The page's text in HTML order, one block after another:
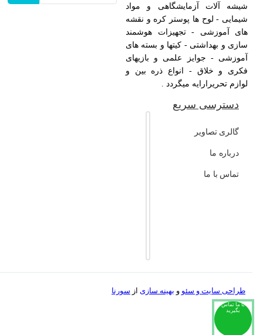
با ما تماس
بگیرید
شیشه آلات آزمایشگاهی و مواد
شیمایی - لوح ها پوستر کره و نقشه
های آموزشی - تجهیزات هوشمند
سازی و بهداشتی - کیتها و بسته های
آموزشی - جوایز علمی و بازیهای
فکری و خلاق - انواع ذره بین و
لوازم تحریرارایه میگردد .
دسترسی سریع
گالری تصاویر
درباره ما
تماس با ما
طراحی سایت و سئوو بهینه سازی از سورنا